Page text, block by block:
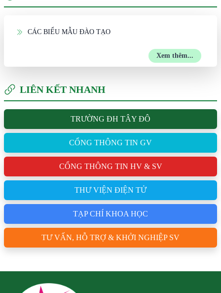
CÁC BIỂU MẪU ĐÀO TẠO
Xem thêm...
LIÊN KẾT NHANH
TRƯỜNG ĐH TÂY ĐÔ
CỔNG THÔNG TIN GV
CỔNG THÔNG TIN HV & SV
THƯ VIỆN ĐIỆN TỬ
TẠP CHÍ KHOA HỌC
TƯ VẤN, HỖ TRỢ & KHỞI NGHIỆP SV